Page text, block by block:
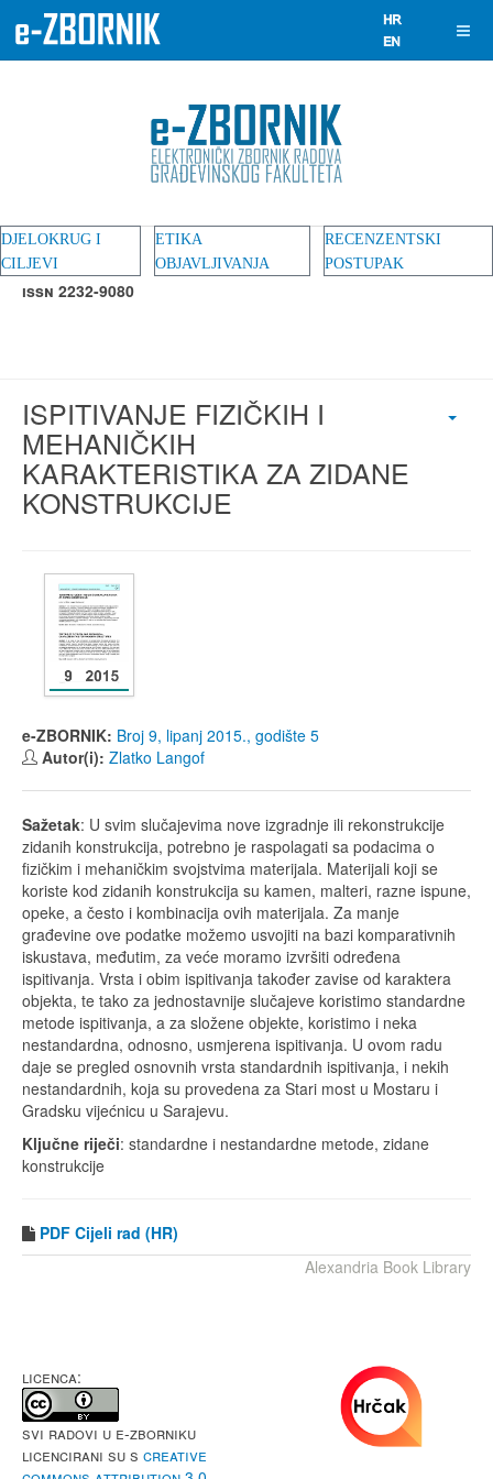
DJELOKRUG I
CILJEVI
ETIKA
OBJAVLJIVANJA
RECENZENTSKI
POSTUPAK
ISSN 2232-9080
ISPITIVANJE FIZIČKIH I
MEHANIČKIH
KARAKTERISTIKA ZA ZIDANE
KONSTRUKCIJE
e-ZBORNIK: Broj 9, lipanj 2015., godište 5
Autor(i): Zlatko Langof
Sažetak: U svim slučajevima nove izgradnje ili rekonstrukcije
zidanih konstrukcija, potrebno je raspolagati sa podacima o
fizičkim i mehaničkim svojstvima materijala. Materijali koji se
koriste kod zidanih konstrukcija su kamen, malteri, razne ispune,
opeke, a često i kombinacija ovih materijala. Za manje
građevine ove podatke možemo usvojiti na bazi komparativnih
iskustava, međutim, za veće moramo izvršiti određena
ispitivanja. Vrsta i obim ispitivanja također zavise od karaktera
objekta, te tako za jednostavnije slučajeve koristimo standardne
metode ispitivanja, a za složene objekte, koristimo i neka
nestandardna, odnosno, usmjerena ispitivanja. U ovom radu
daje se pregled osnovnih vrsta standardnih ispitivanja, i nekih
nestandardnih, koja su provedena za Stari most u Mostaru i
Gradsku vijećnicu u Sarajevu.
Ključne riječi: standardne i nestandardne metode, zidane
konstrukcije
PDF Cijeli rad (HR)
Alexandria Book Library
LICENCA:
Svi radovi u e-Zborniku
licencirani su s Creative